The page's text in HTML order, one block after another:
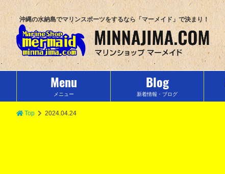
沖縄の水納島でマリンスポーツをするなら「マーメイド」で決まり！
Menu
メニュー
Blog
新着情報・ブログ
Top 2024.04.24